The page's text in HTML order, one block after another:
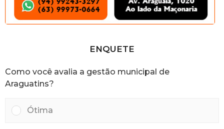
ENQUETE
Como você avalia a gestão municipal de
Araguatins?
Ótima